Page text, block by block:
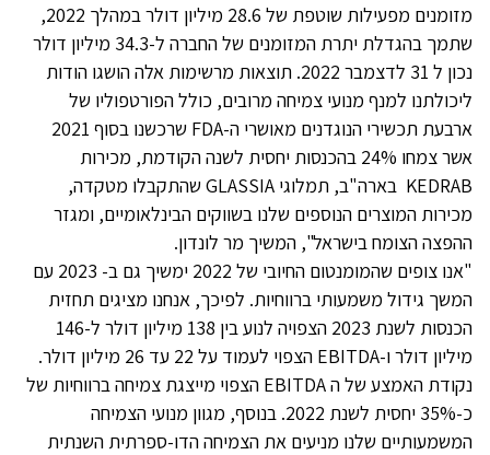
מזומנים מפעילות שוטפת של 28.6 מיליון דולר במהלך 2022,
שתמך בהגדלת יתרת המזומנים של החברה ל-34.3 מיליון דולר
נכון ל 31 לדצמבר 2022. תוצאות מרשימות אלה הושגו הודות
ליכולתנו למנף מנועי צמיחה מרובים, כולל הפורטפוליו של
ארבעת תכשירי הנוגדנים מאושרי ה-FDA שרכשנו בסוף 2021
אשר צמחו 24% בהכנסות יחסית לשנה הקודמת, מכירות
KEDRAB בארה"ב, תמלוגי GLASSIA שהתקבלו מטקדה,
מכירות המוצרים הנוספים שלנו בשווקים הבינלאומיים, ומגזר
ההפצה הצומח בישראל", המשיך מר לונדון.
"אנו צופים שהמומנטום החיובי של 2022 ימשיך גם ב- 2023 עם
המשך גידול משמעותי ברווחיות. לפיכך, אנחנו מציגים תחזית
הכנסות לשנת 2023 הצפויה לנוע בין 138 מיליון דולר ל-146
מיליון דולר ו-EBITDA הצפוי לעמוד על 22 עד 26 מיליון דולר.
נקודת האמצע של ה EBITDA הצפוי מייצגת צמיחה ברווחיות של
כ-35% יחסית לשנת 2022. בנוסף, מגוון מנועי הצמיחה
המשמעותיים שלנו מניעים את הצמיחה הדו-ספרתית השנתית